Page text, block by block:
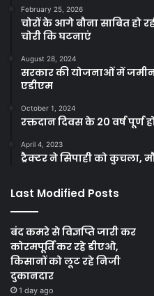
February 25, 2026
चोरों के आगे बौना साबित हो
चोरी कि घटनाएं
August 28, 2024
सरकार की योजनाओं में
एडीएम
October 1, 2024
रक्तदान दिवस के 20 वर्ष पूर्ण
April 4, 2023
ट्रैक्टर ने सिपाही को कुचला,
Last Modified Posts
बंद कमरे से विज्ञप्ति जारी कर
कोरमपूर्ति कर रहे डीएओ,
किसानों को लूट रहे निजी
दुकानदार
1 day ago